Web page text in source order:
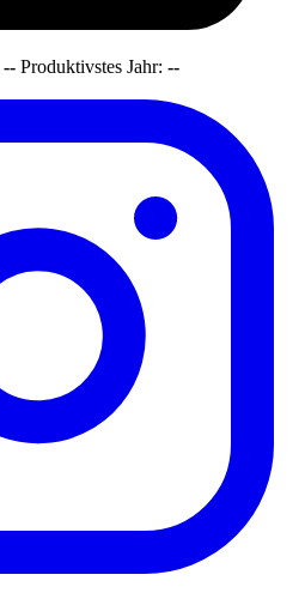
-- Produktivstes Jahr: --